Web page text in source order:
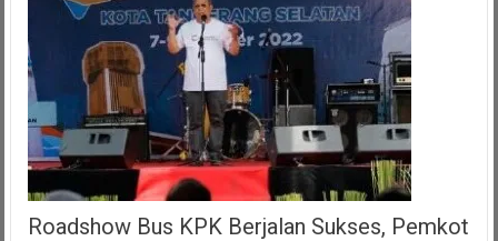
Roadshow Bus KPK Berjalan Sukses, Pemkot